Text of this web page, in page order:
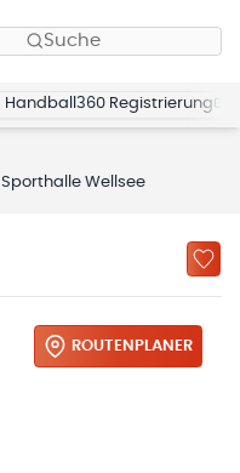
Suche
Handball360 Registrierung
Sporthalle Wellsee
ROUTENPLANER